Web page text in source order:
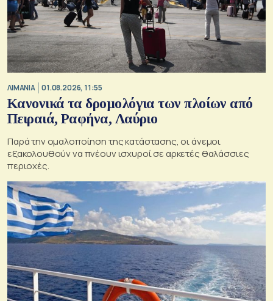
ΛΙΜΑΝΙΑ 01.08.2026, 11:55
Κανονικά τα δρομολόγια των πλοίων από
Πειραιά, Ραφήνα, Λαύριο
Παρά την ομαλοποίηση της κατάστασης, οι άνεμοι
εξακολουθούν να πνέουν ισχυροί σε αρκετές θαλάσσιες
περιοχές.